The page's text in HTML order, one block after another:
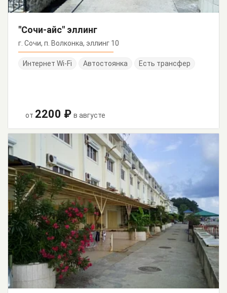
"Сочи-айс" эллинг
г. Сочи, п. Волконка, эллинг 10
Интернет Wi-Fi Автостоянка Есть трансфер
от 2200 ₽ в августе